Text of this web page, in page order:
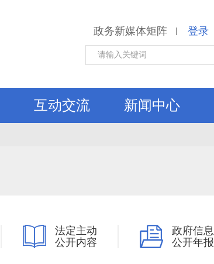
政务新媒体矩阵 | 登录
互动交流 新闻中心
法定主动
公开内容
政府信息
公开年报